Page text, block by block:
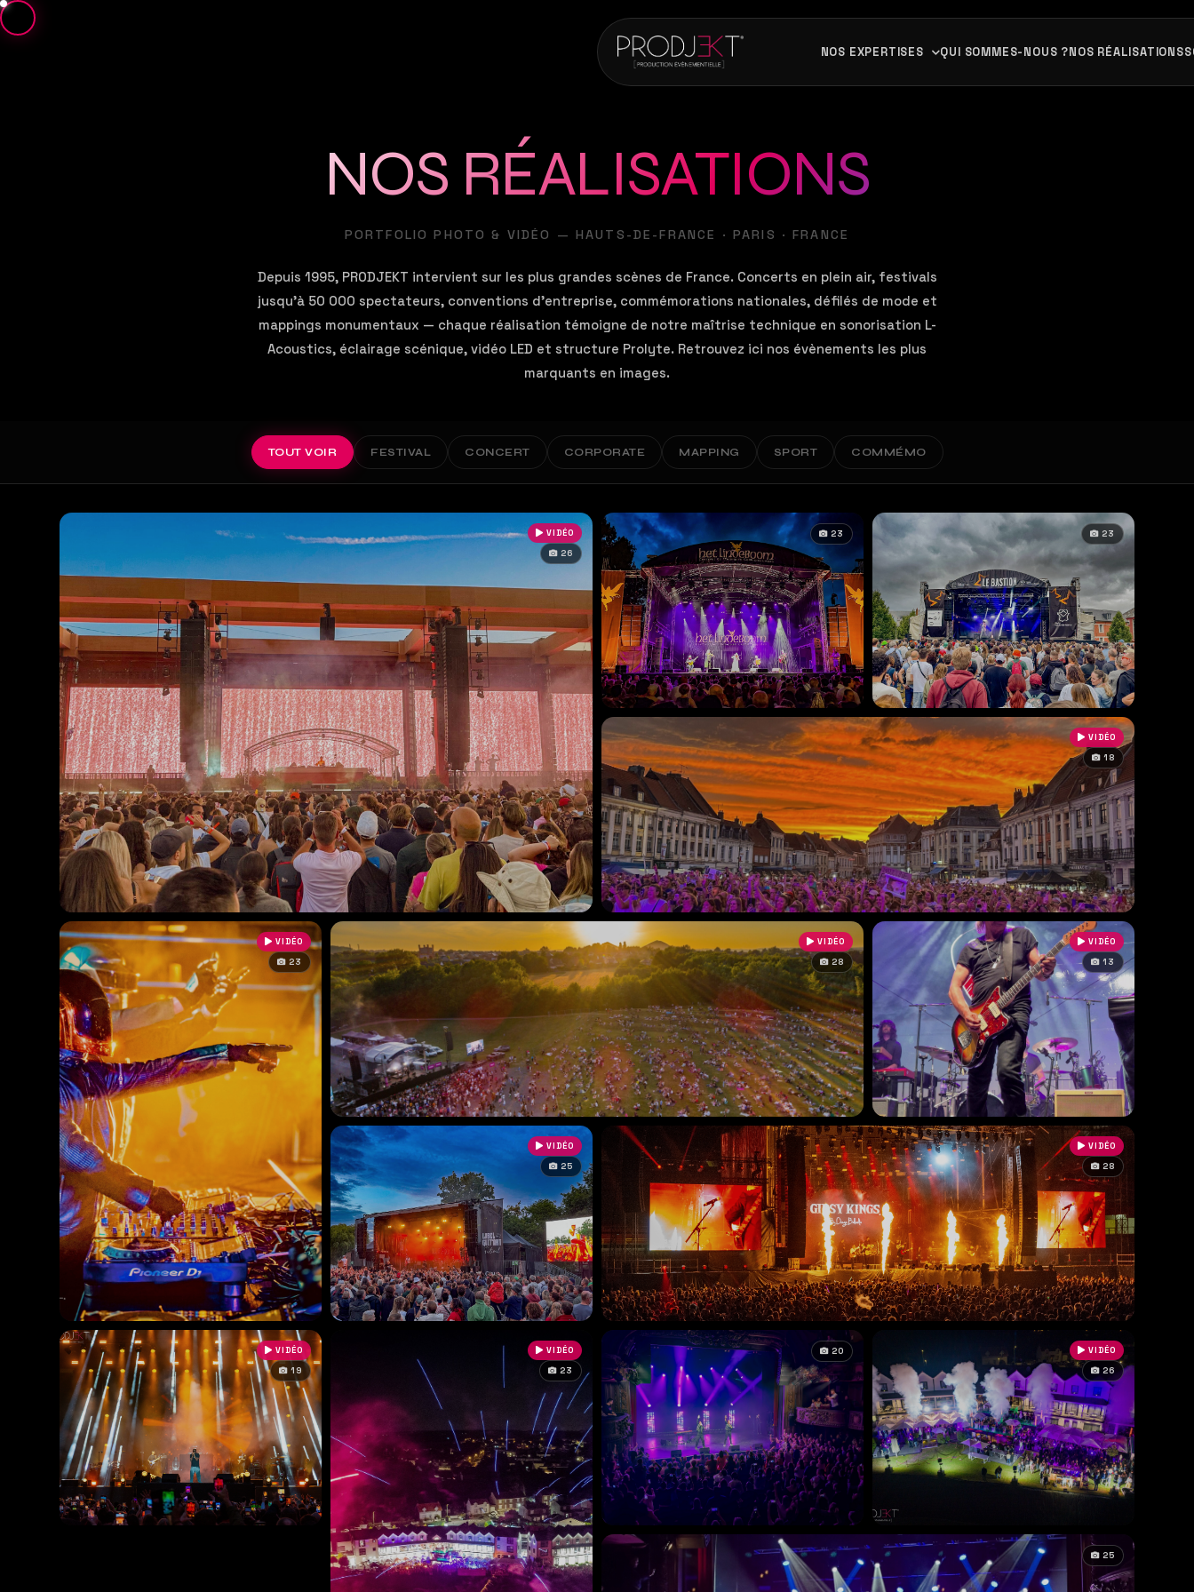
NOS EXPERTISES QUI SOMMES-NOUS ?NOS RÉALISATIONS
NOS RÉALISATIONS
PORTFOLIO PHOTO & VIDÉO — HAUTS-DE-FRANCE · PARIS · FRANCE
Depuis 1995, PRODJEKT intervient sur les plus grandes scènes de France. Concerts en plein air, festivals
jusqu'à 50 000 spectateurs, conventions d'entreprise, commémorations nationales, défilés de mode et
mappings monumentaux — chaque réalisation témoigne de notre maîtrise technique en sonorisation L-
Acoustics, éclairage scénique, vidéo LED et structure Prolyte. Retrouvez ici nos évènements les plus
marquants en images.
TOUT VOIR FESTIVAL CONCERT CORPORATE MAPPING SPORT COMMÉMO
VIDÉO
26
23 23
VIDÉO
18
VIDÉO
23
VIDÉO
28
VIDÉO
13
VIDÉO
25
VIDÉO
28
VIDÉO
19
VIDÉO
23
20
VIDÉO
26
25